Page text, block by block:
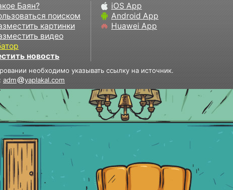
Баян?
поиском
картинки
видео
новость
iOS App
Android App
Huawei App
необходимо указывать ссылку на источник.
adm yaplakal.com